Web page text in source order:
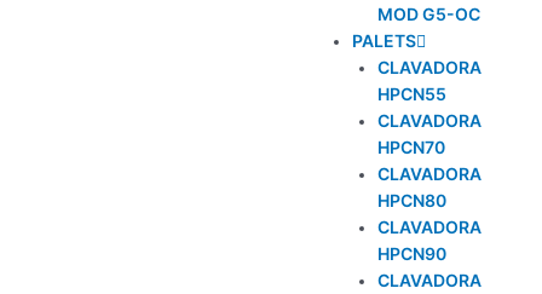
MOD G5-OC
PALETS
CLAVADORA
HPCN55
CLAVADORA
HPCN70
CLAVADORA
HPCN80
CLAVADORA
HPCN90
CLAVADORA